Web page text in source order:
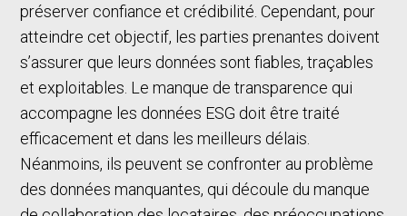
préserver confiance et crédibilité. Cependant, pour
atteindre cet objectif, les parties prenantes doivent
s’assurer que leurs données sont fiables, traçables
et exploitables. Le manque de transparence qui
accompagne les données ESG doit être traité
efficacement et dans les meilleurs délais.
Néanmoins, ils peuvent se confronter au problème
des données manquantes, qui découle du manque